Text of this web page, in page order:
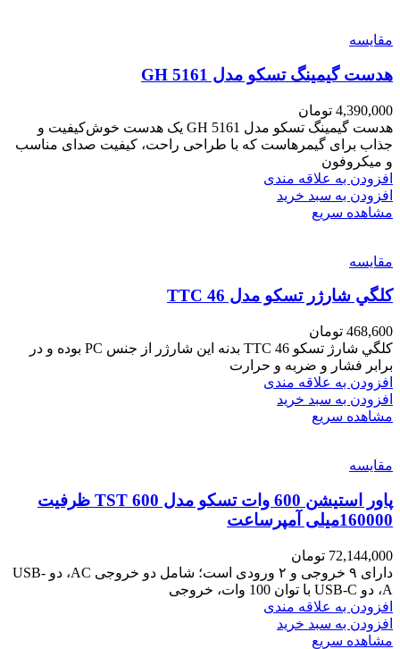
مقایسه
هدست گیمینگ تسکو مدل GH 5161
4,390,000 تومان
هدست گیمینگ تسکو مدل GH 5161 یک هدست خوش‌کیفیت و
جذاب برای گیمرهاست که با طراحی راحت، کیفیت صدای مناسب
و میکروفون
افزودن به علاقه مندی
افزودن به سبد خرید
مشاهده سریع
مقایسه
کلگي شارژر تسکو مدل TTC 46
468,600 تومان
کلگي شارژ تسکو TTC 46 بدنه این شارژر از جنس PC بوده و در
برابر فشار و ضربه و حرارت
افزودن به علاقه مندی
افزودن به سبد خرید
مشاهده سریع
مقایسه
پاور استیشن 600 وات تسکو مدل TST 600 ظرفیت
160000میلی آمپرساعت
72,144,000 تومان
دارای ۹ خروجی و ۲ ورودی است؛ شامل دو خروجی AC، دو USB-
A، دو USB-C با توان 100 وات، خروجی
افزودن به علاقه مندی
افزودن به سبد خرید
مشاهده سریع